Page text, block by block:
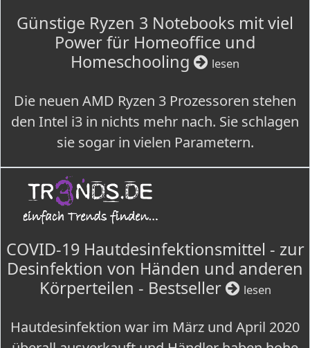
Günstige Ryzen 3 Notebooks mit viel
Power für Homeoffice und
Homeschooling
lesen
Die neuen AMD Ryzen 3 Prozessoren stehen
den Intel i3 in nichts mehr nach. Sie schlagen
sie sogar in vielen Parametern.
COVID-19 Hautdesinfektionsmittel - zur
Desinfektion von Händen und anderen
Körperteilen - Bestseller
lesen
Hautdesinfektion war im März und April 2020